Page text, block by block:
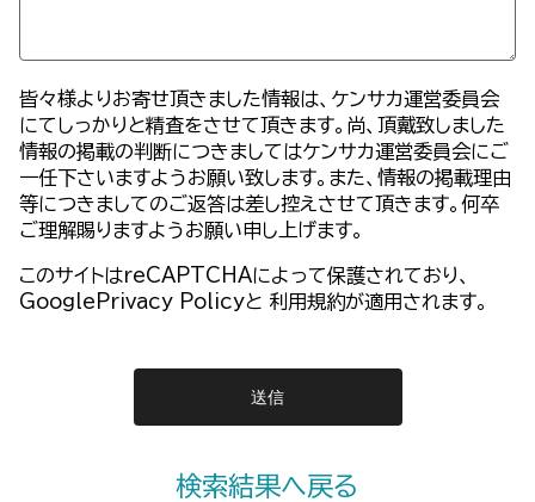
皆々様よりお寄せ頂きました情報は、ケンサカ運営委員会
にてしっかりと精査をさせて頂きます。尚、頂戴致しました
情報の掲載の判断につきましてはケンサカ運営委員会にご
一任下さいますようお願い致します。また、情報の掲載理由
等につきましてのご返答は差し控えさせて頂きます。何卒
ご理解賜りますようお願い申し上げます。
このサイトはreCAPTCHAによって保護されており、
GooglePrivacy Policyと 利用規約が適用されます。
検索結果へ戻る